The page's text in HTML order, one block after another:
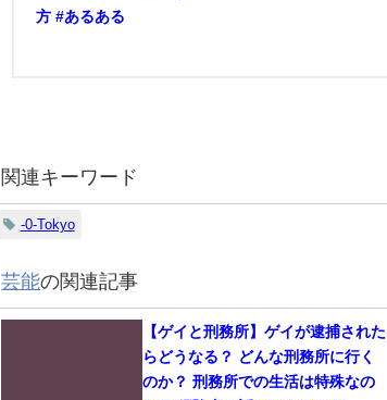
方 #あるある
関連キーワード
-0-Tokyo
芸能の関連記事
【ゲイと刑務所】ゲイが逮捕された
らどうなる？ どんな刑務所に行く
のか？ 刑務所での生活は特殊なの